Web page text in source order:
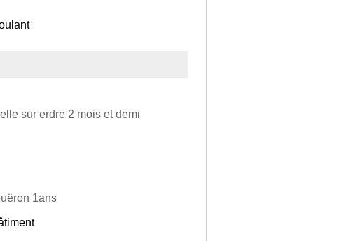
sur erdre 2 mois et demi
1ans